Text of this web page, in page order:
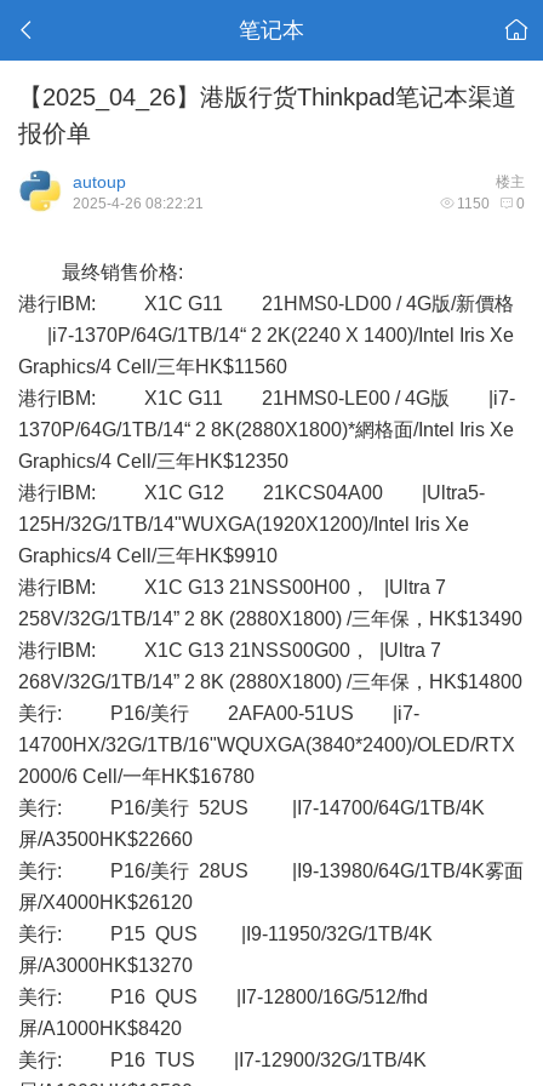
笔记本
【2025_04_26】港版行货Thinkpad笔记本渠道
报价单
楼主
autoup
1150 0
2025-4-26 08:22:21
最终销售价格:
港行IBM: X1C G11 21HMS0-LD00 / 4G版/新價格
|i7-1370P/64G/1TB/14“ 2 2K(2240 X 1400)/Intel Iris Xe
Graphics/4 Cell/三年HK$11560
港行IBM: X1C G11 21HMS0-LE00 / 4G版 |i7-
1370P/64G/1TB/14“ 2 8K(2880X1800)*網格面/Intel Iris Xe
Graphics/4 Cell/三年HK$12350
港行IBM: X1C G12 21KCS04A00 |Ultra5-
125H/32G/1TB/14"WUXGA(1920X1200)/Intel Iris Xe
Graphics/4 Cell/三年HK$9910
港行IBM: X1C G13 21NSS00H00， |Ultra 7
258V/32G/1TB/14” 2 8K (2880X1800) /三年保，HK$13490
港行IBM: X1C G13 21NSS00G00， |Ultra 7
268V/32G/1TB/14” 2 8K (2880X1800) /三年保，HK$14800
美行: P16/美行 2AFA00-51US |i7-
14700HX/32G/1TB/16"WQUXGA(3840*2400)/OLED/RTX
2000/6 Cell/一年HK$16780
美行: P16/美行 52US |I7-14700/64G/1TB/4K
屏/A3500HK$22660
美行: P16/美行 28US |I9-13980/64G/1TB/4K雾面
屏/X4000HK$26120
美行: P15 QUS |I9-11950/32G/1TB/4K
屏/A3000HK$13270
美行: P16 QUS |I7-12800/16G/512/fhd
屏/A1000HK$8420
美行: P16 TUS |I7-12900/32G/1TB/4K